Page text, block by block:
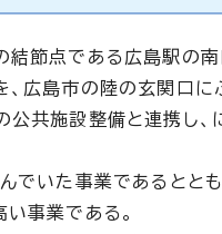
節点である広島駅の
広島市の陸の玄関口に
共施設整備と連携し
でいた事業であるとと
事業である。